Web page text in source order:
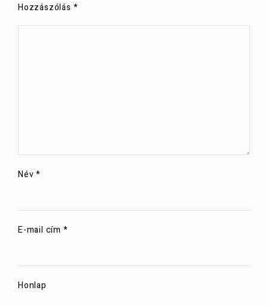
Hozzászólás *
Név*
E-mail cím *
Honlap